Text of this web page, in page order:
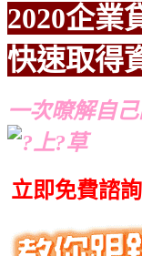
2020企業
快速取得
一次暸解自
立即免費諮詢